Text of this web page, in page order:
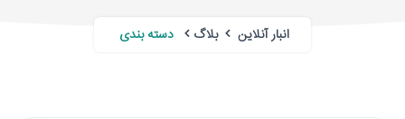
انبار آنلاین بلاگ دسته بندی